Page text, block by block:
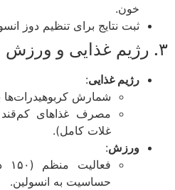
خون.
ثبت نتایج برای تنظیم دوز انسولین.
رژیم غذایی:
شمارش کربوهیدرات‌ها
مصرف غذاهای کم‌قند و
غلات کامل).
ورزش :
فعالیت
حساسیت به انسولین.